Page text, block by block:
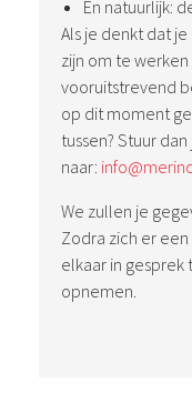
En natuurlijk:
Als je denkt dat
zijn om te
vooruitstrevend
op dit moment
tussen? Stuur
naar:
We zullen je
Zodra zich er
elkaar in
opnemen.